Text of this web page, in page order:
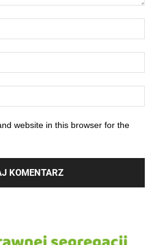
website in this browser for the